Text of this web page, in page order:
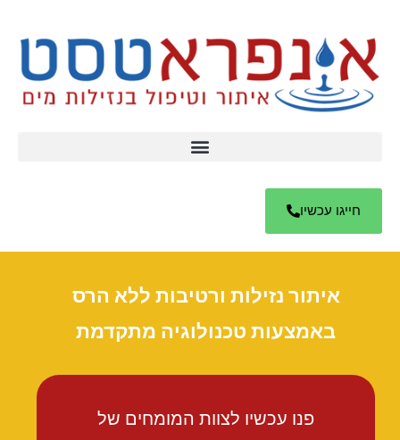
חייגו עכשיו
איתור נזילות ורטיבות ללא הרס
באמצעות טכנולוגיה מתקדמת
פנו עכשיו לצוות המומחים של